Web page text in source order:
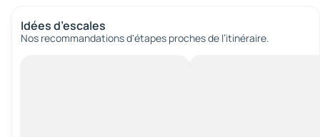
Idées d’escales
Nos recommandations d'étapes proches de l’itinéraire.